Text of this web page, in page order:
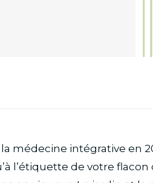
médecine intégrative en
l’étiquette de votre